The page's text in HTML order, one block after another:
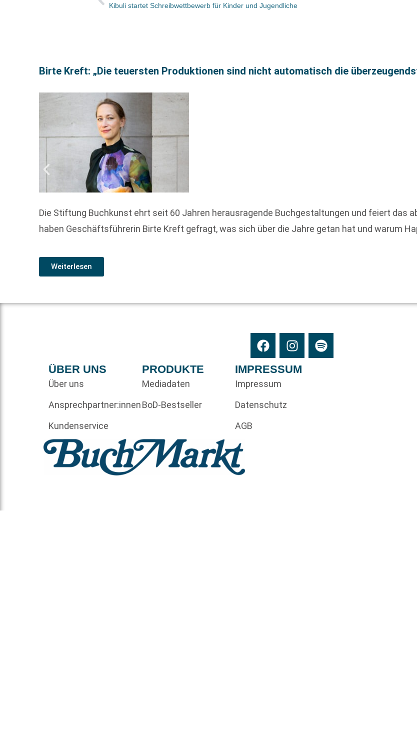
Kibuli startet Schreibwettbewerb für Kinder und Jugendliche
Birte Kreft: „Die teuersten Produktionen sind nicht automatisch die
Die Stiftung Buchkunst ehrt seit 60 Jahren herausragende Buchgestaltungen und feiert das
haben Geschäftsführerin Birte Kreft gefragt, was sich über die Jahre getan hat und warum
Weiterlesen
ÜBER UNS
Über uns
Ansprechpartner:innen
Kundenservice
PRODUKTE
Mediadaten
BoD-Bestseller
IMPRESSUM
Impressum
Datenschutz
AGB